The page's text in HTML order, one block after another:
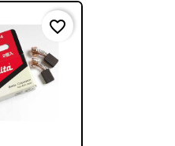
favorite_border